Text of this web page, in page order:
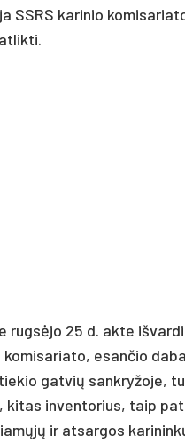
SSRS karinio
rugsėjo 25 d. akte
esančio
gatvių sankryžoje,
kitas inventorius, taip pat
ir atsargos